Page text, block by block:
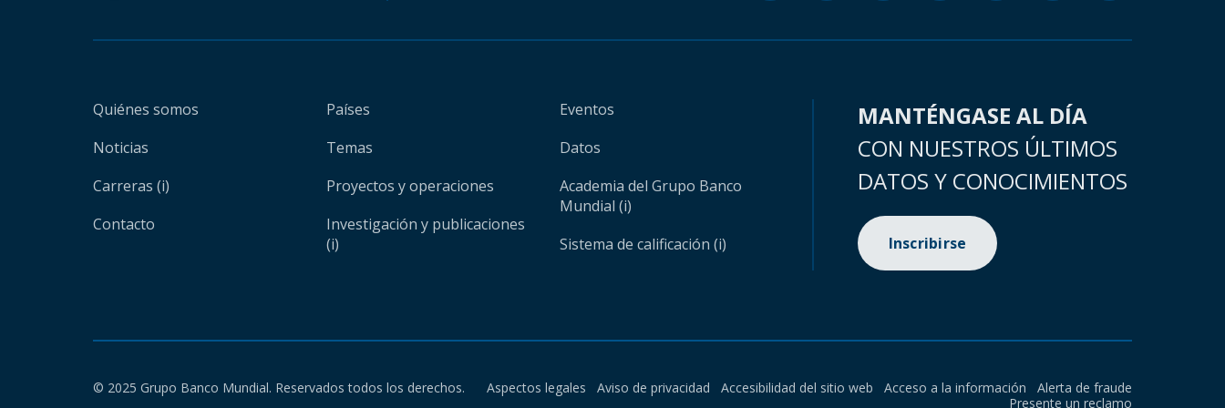
Quiénes somos
Noticias
Carreras (i)
Contacto
Países
Temas
Proyectos y operaciones
Investigación y publicaciones
(i)
Eventos
Datos
Academia del Grupo Banco
Mundial (i)
Sistema de calificación (i)
MANTÉNGASE AL DÍA
CON NUESTROS ÚLTIMOS
DATOS Y CONOCIMIENTOS
Inscribirse
© 2025 Grupo Banco Mundial. Reservados todos los derechos. Aspectos legales Aviso de privacidad Accesibilidad del sitio web Acceso a la información
Alerta de fraude
Presente un reclamo